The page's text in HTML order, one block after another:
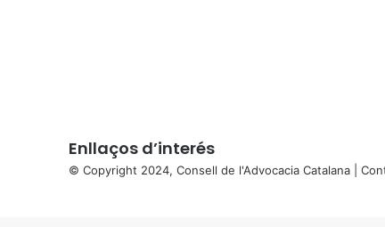
Enllaços d’interés
© Copyright 2024, Consell de l'Advocacia Catalana |